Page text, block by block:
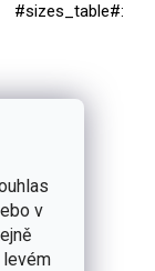
v
levém
#sizes_table#: